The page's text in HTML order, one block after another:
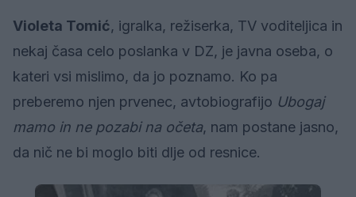
Violeta Tomić, igralka, režiserka, TV voditeljica in
nekaj časa celo poslanka v DZ, je javna oseba, o
kateri vsi mislimo, da jo poznamo. Ko pa
preberemo njen prvenec, avtobiografijo Ubogaj
mamo in ne pozabi na očeta, nam postane jasno,
da nič ne bi moglo biti dlje od resnice.